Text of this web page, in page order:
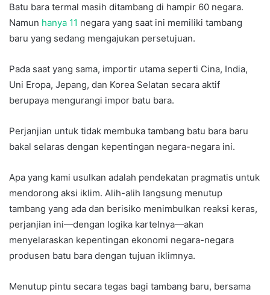
Batu bara termal masih ditambang di hampir 60 negara.
Namun hanya 11 negara yang saat ini memiliki tambang
baru yang sedang mengajukan persetujuan.
Pada saat yang sama, importir utama seperti Cina, India,
Uni Eropa, Jepang, dan Korea Selatan secara aktif
berupaya mengurangi impor batu bara.
Perjanjian untuk tidak membuka tambang batu bara baru
bakal selaras dengan kepentingan negara-negara ini.
Apa yang kami usulkan adalah pendekatan pragmatis untuk
mendorong aksi iklim. Alih-alih langsung menutup
tambang yang ada dan berisiko menimbulkan reaksi keras,
perjanjian ini—dengan logika kartelnya—akan
menyelaraskan kepentingan ekonomi negara-negara
produsen batu bara dengan tujuan iklimnya.
Menutup pintu secara tegas bagi tambang baru, bersama